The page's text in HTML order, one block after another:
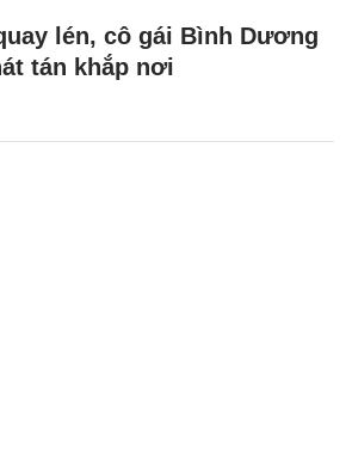
lén, cô gái Bình Dương
tán khắp nơi